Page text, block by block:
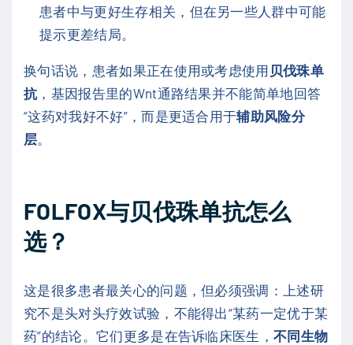
患者中与更好生存相关，但在另一些人群中可能
提示更差结局。
换句话说，患者如果正在使用或考虑使用 贝伐珠单
抗 ，基因报告里的Wnt通路结果并不能简单地回答
“这药对我好不好”，而是更适合用于辅助风险分
层
FOLFOX与贝伐珠单抗怎么
选？
这是很多患者最关心的问题，但必须强调：上述研
究不是头对头疗效试验，不能得出“某药一定优于某
药”的结论。它们更多是在告诉临床医生，不同生物